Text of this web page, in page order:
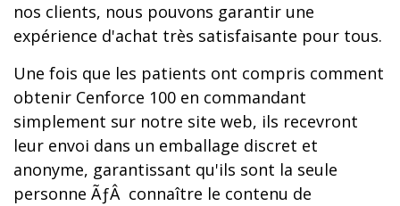
nos clients, nous pouvons garantir une
expérience d'achat très satisfaisante pour tous.
Une fois que les patients ont compris comment
obtenir Cenforce 100 en commandant
simplement sur notre site web, ils recevront
leur envoi dans un emballage discret et
anonyme, garantissant qu'ils sont la seule
personne ÃƒÂ connaître le contenu de